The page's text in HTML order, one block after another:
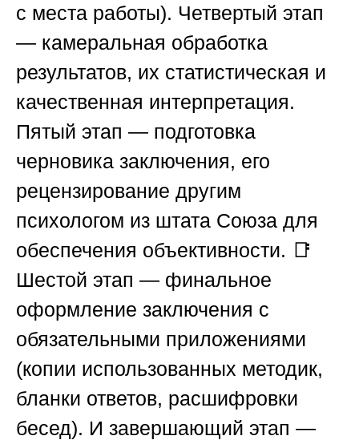
с места работы). Четвертый этап
— камеральная обработка
результатов, их статистическая и
качественная интерпретация.
Пятый этап — подготовка
черновика заключения, его
рецензирование другим
психологом из штата Союза для
обеспечения объективности. 📑
Шестой этап — финальное
оформление заключения с
обязательными приложениями
(копии использованных методик,
бланки ответов, расшифровки
бесед). И завершающий этап —